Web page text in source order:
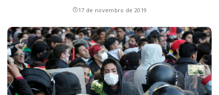
17 de novembro de 2019